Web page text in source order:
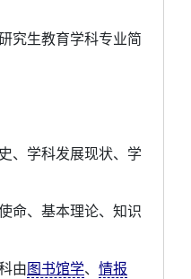
究生教育学科专业简
、学科发展现状、学
命、基本理论、知识
由图书馆学、 情报